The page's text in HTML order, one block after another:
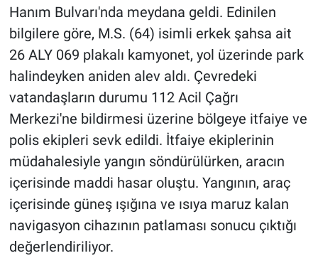
Hanım Bulvarı'nda meydana geldi. Edinilen
bilgilere göre, M.S. (64) isimli erkek şahsa ait
26 ALY 069 plakalı kamyonet, yol üzerinde park
halindeyken aniden alev aldı. Çevredeki
vatandaşların durumu 112 Acil Çağrı
Merkezi'ne bildirmesi üzerine bölgeye itfaiye ve
polis ekipleri sevk edildi. İtfaiye ekiplerinin
müdahalesiyle yangın söndürülürken, aracın
içerisinde maddi hasar oluştu. Yangının, araç
içerisinde güneş ışığına ve ısıya maruz kalan
navigasyon cihazının patlaması sonucu çıktığı
değerlendiriliyor.